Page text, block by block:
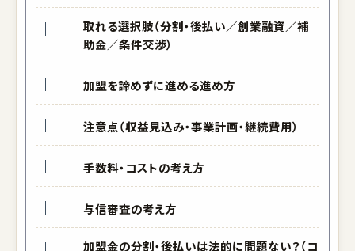
取れる選択肢（分割・後払い／創業融資／補
助金／条件交渉）
加盟を諦めずに進める進め方
注意点（収益見込み・事業計画・継続費用）
手数料・コストの考え方
与信審査の考え方
加盟金の分割・後払いは法的に問題ない？（コ